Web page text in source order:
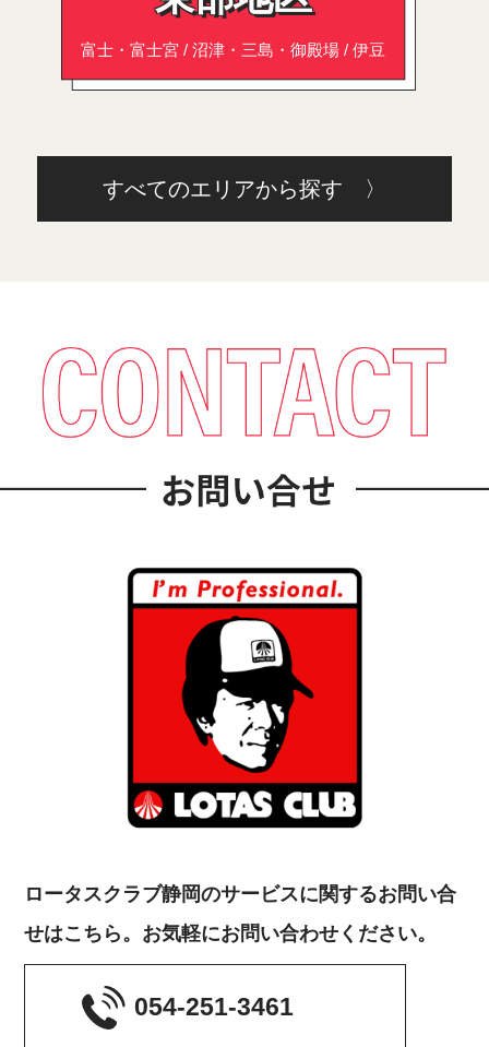
富士・富士宮 / 沼津・三島・御殿場 / 伊豆
すべてのエリアから探す 〉
ロータスクラブ静岡のサービスに関するお問い合
せはこちら。お気軽にお問い合わせください。
054-251-3461